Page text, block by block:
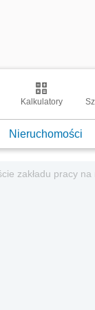
Kalkulatory
Nieruchomości
zakładu pracy